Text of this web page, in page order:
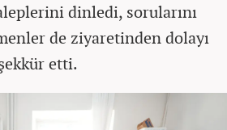
dinledi, sorularını
de ziyaretinden dolayı
etti.